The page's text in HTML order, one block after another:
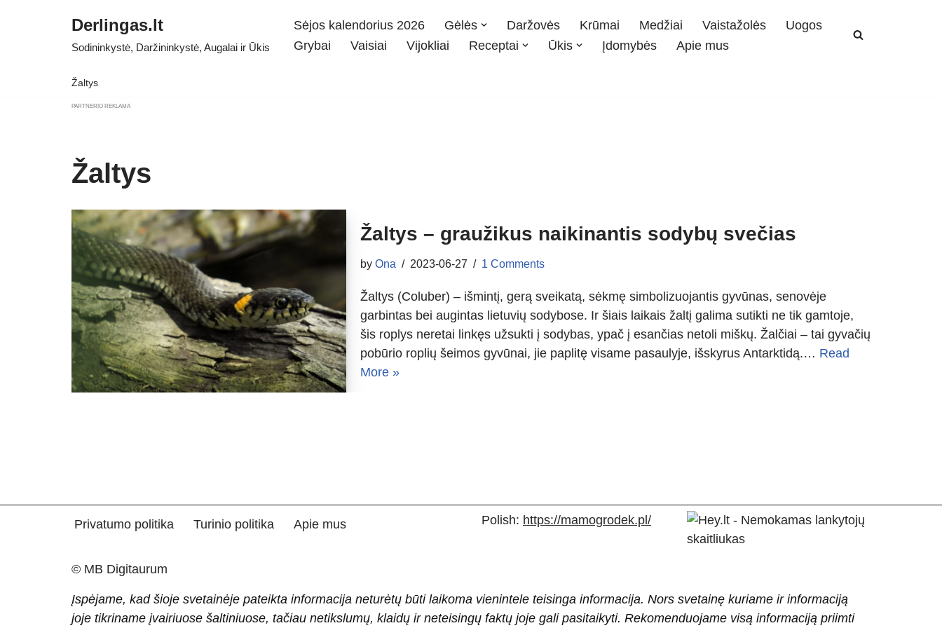
Derlingas.lt
Sodininkystė, Daržininkystė, Augalai ir Ūkis
Sėjos kalendorius 2026 Gėlės Daržovės Krūmai Medžiai Vaistažolės
Uogos
Grybai
Vaisiai Vijokliai Receptai Ūkis Įdomybės Apie mus
Žaltys
PARTNERIO REKLAMA
Žaltys
Žaltys – graužikus naikinantis sodybų svečias
by Ona 2023-06-27 1 Comments
Žaltys (Coluber) – išmintį, gerą sveikatą, sėkmę simbolizuojantis gyvūnas, senovėje
garbintas bei augintas lietuvių sodybose. Ir šiais laikais žaltį galima sutikti ne tik gamtoje,
šis roplys neretai linkęs užsukti į sodybas, ypač į esančias netoli miškų. Žalčiai – tai gyvačių
pobūrio roplių šeimos gyvūnai, jie paplitę visame pasaulyje, išskyrus Antarktidą.… Read
More »
Privatumo politika Turinio politika Apie mus Polish: https://mamogrodek.pl/
© MB Digitaurum
Įspėjame, kad šioje svetainėje pateikta informacija neturėtų būti laikoma vienintele teisinga informacija. Nors svetainę kuriame ir informaciją
joje tikriname įvairiuose šaltiniuose, tačiau netikslumų, klaidų ir neteisingų faktų joje gali pasitaikyti. Rekomenduojame visą informaciją priimti